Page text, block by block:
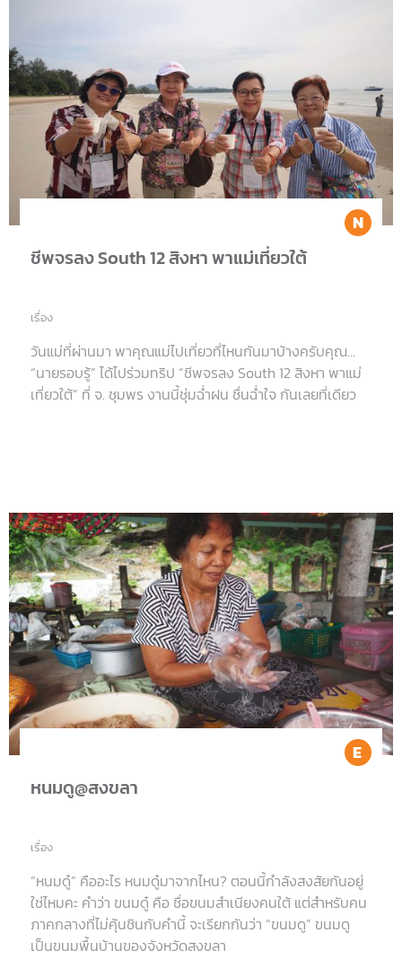
ชีพจรลง South 12 สิงหา พาแม่เที่ยวใต้
เรื่อง
วันแม่ที่ผ่านมา พาคุณแม่ไปเที่ยวที่ไหนกันมาบ้างครับคุณ…
“นายรอบรู้” ได้ไปร่วมทริป “ชีพจรลง South 12 สิงหา พาแม่
เที่ยวใต้” ที่ จ. ชุมพร งานนี้ชุ่มฉ่ำฝน ชื่นฉ่ำใจ กันเลยที่เดียว
หนมดู@สงขลา
เรื่อง
“หนมดู๋” คืออะไร หนมดู๋มาจากไหน? ตอนนี้กำลังสงสัยกันอยู่
ใช่ไหมคะ คำว่า ขนมดู๋ คือ ชื่อขนมสำเนียงคนใต้ แต่สำหรับคน
ภาคกลางที่ไม่คุ้นชินกับคำนี้ จะเรียกกันว่า “ขนมดู” ขนมดู
เป็นขนมพื้นบ้านของจังหวัดสงขลา